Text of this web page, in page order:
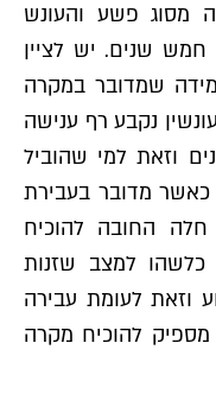
מסוג פשע והעונש
שנים. יש לציין
שמדובר במקרה
נקבע רף ענישה
וזאת למי שהוביל
כאשר מדובר בעבירת
חלה החובה להוכיח
למצב שזנות
וזאת לעומת עבירה
להוכיח מקרה